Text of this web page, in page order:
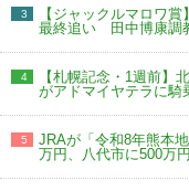
3
【ジャックルマロワ
最終追い 田中博康調
4
【札幌記念・1週前
がアドマイヤテラに騎
5
JRAが「令和8年熊本
万円、八代市に500万